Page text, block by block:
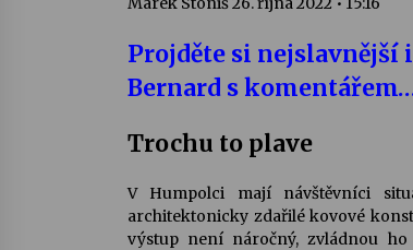
Projděte si
Bernard s
Trochu to plave
V Humpolci mají návštěvníci
architektonicky zdařilé kovové
výstup není náročný, zvládnou